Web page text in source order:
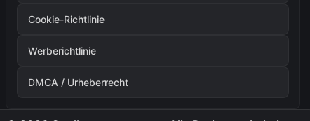
Cookie-Richtlinie
Werberichtlinie
DMCA / Urheberrecht